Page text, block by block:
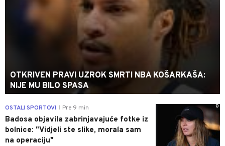
OTKRIVEN PRAVI UZROK SMRTI NBA KOŠARKAŠA:
NIJE MU BILO SPASA
0
OSTALI SPORTOVI Pre 9 min
Badosa objavila zabrinjavajuće fotke iz
bolnice: "Vidjeli ste slike, morala sam
na operaciju"